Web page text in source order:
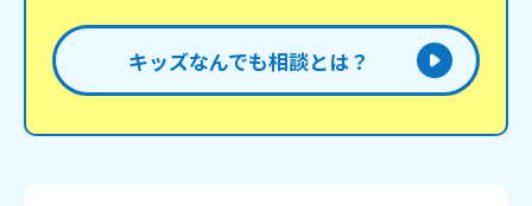
キッズなんでも相談とは？